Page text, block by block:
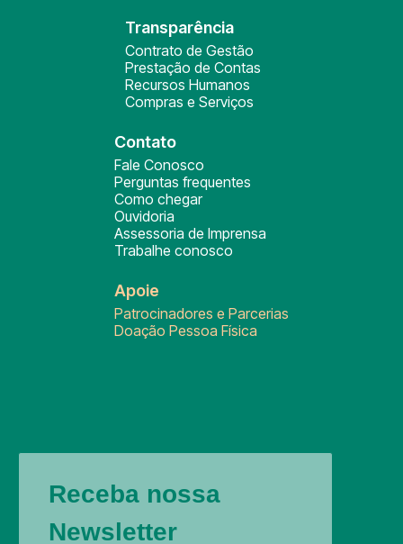
Transparência
Contrato de Gestão
Prestação de Contas
Recursos Humanos
Compras e Serviços
Contato
Fale Conosco
Perguntas frequentes
Como chegar
Ouvidoria
Assessoria de Imprensa
Trabalhe conosco
Apoie
Patrocinadores e Parcerias
Doação Pessoa Física